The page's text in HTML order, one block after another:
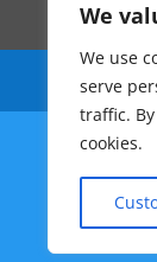
We
We use
serve
traffic.
cookies.